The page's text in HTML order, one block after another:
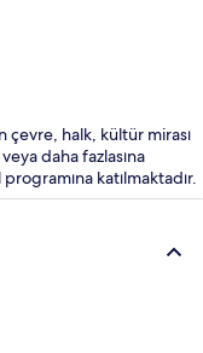
çevre, halk, kültür mirası
daha fazlasına
katılmaktadır.